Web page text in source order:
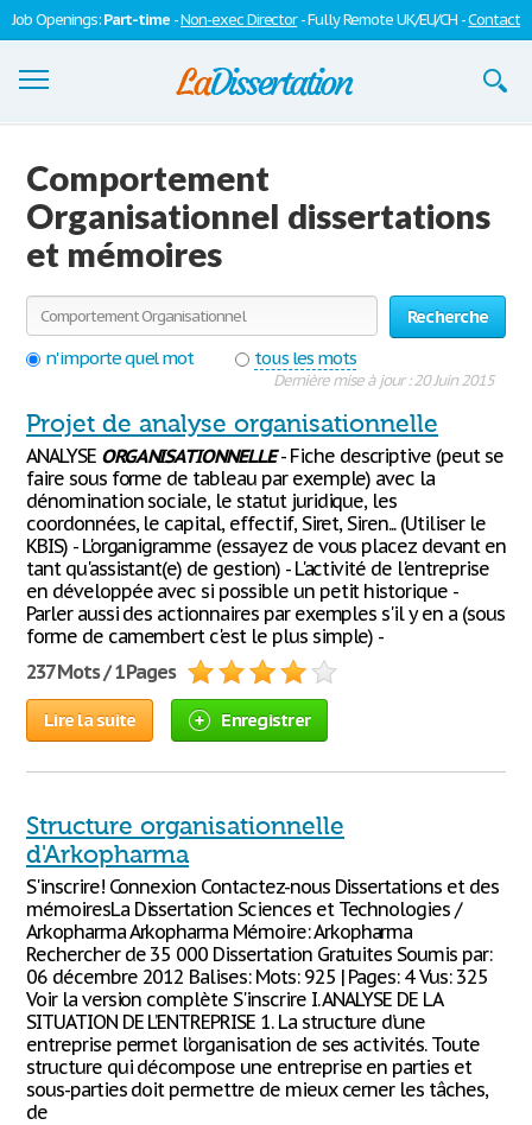
Job Openings:Part-time -Non-exec Director- Fully Remote UK/EU/CH -Contact
S'inscrire
Se connecter
Contactez-nous
Comportement
Organisationnel dissertations
et mémoires
Recherche
n'importe quel mot
tous les mots
Dernière mise à jour : 20 Juin 2015
Projet de analyse organisationnelle
ANALYSE ORGANISATIONNELLE- Fiche descriptive (peut se
faire sous forme de tableau par exemple) avec la
dénomination sociale, le statut juridique, les
coordonnées, le capital, effectif, Siret, Siren... (Utiliser le
KBIS) - L'organigramme (essayez de vous placez devant en
tant qu'assistant(e) de gestion) - L'activité de l'entreprise
en développée avec si possible un petit historique -
Parler aussi des actionnaires par exemples s'il y en a (sous
forme de camembert c'est le plus simple) -
237 Mots / 1 Pages
Lire la suite Enregistrer
Structure organisationnelle
d'Arkopharma
S'inscrire! Connexion Contactez-nous Dissertations et des
mémoiresLa Dissertation Sciences et Technologies /
Arkopharma Arkopharma Mémoire: Arkopharma
Rechercher de 35 000 Dissertation Gratuites Soumis par:
06 décembre 2012 Balises: Mots: 925 | Pages: 4 Vus: 325
Voir la version complète S'inscrire I. ANALYSE DE LA
SITUATION DE L’ENTREPRISE 1. La structure d’une
entreprise permet l’organisation de ses activités. Toute
structure qui décompose une entreprise en parties et
sous-parties doit permettre de mieux cerner les tâches,
de